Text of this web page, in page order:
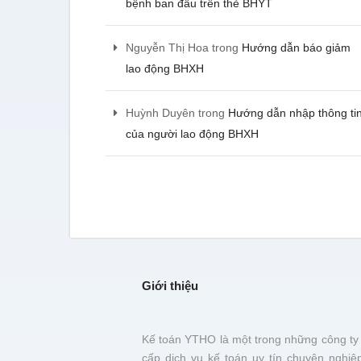
bệnh ban đầu trên thẻ BHYT
Nguyễn Thị Hoa trong Hướng dẫn báo giảm
lao động BHXH
Huỳnh Duyên trong Hướng dẫn nhập thông tin
của người lao động BHXH
- Lê Minh Tiến - CEO
trước khi đơn vị này xử lý
hài lòng
- Hà Thị Ngọc Diệu -
Giới thiệu
Kế toán YTHO là một trong những công ty
cấp dịch vụ kế toán uy tín chuyên